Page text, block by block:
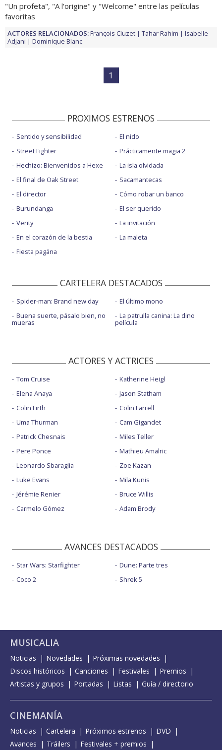
"Un profeta", "A l'origine" y "Welcome" entre las películas
favoritas
ACTORES RELACIONADOS:François Cluzet Tahar Rahim
Isabelle
Adjani
Dominique Blanc
1
PROXIMOS ESTRENOS
Sentido y sensibilidad
Street Fighter
Hechizo: Bienvenidos a Hexe
El final de Oak Street
El director
Burundanga
Verity
En el corazón de la bestia
Fiesta pagäna
El nido
Prácticamente magia 2
La isla olvidada
Sacamantecas
Cómo robar un banco
El ser querido
La invitación
La maleta
CARTELERA DESTACADOS
Spider-man: Brand new day
Buena suerte, pásalo bien, no
mueras
El último mono
La patrulla canina: La dino
película
ACTORES Y ACTRICES
Tom Cruise
Elena Anaya
Colin Firth
Uma Thurman
Patrick Chesnais
Pere Ponce
Leonardo Sbaraglia
Luke Evans
Jérémie Renier
Carmelo Gómez
Katherine Heigl
Jason Statham
Colin Farrell
Cam Gigandet
Miles Teller
Mathieu Amalric
Zoe Kazan
Mila Kunis
Bruce Willis
Adam Brody
AVANCES DESTACADOS
Star Wars: Starfighter
Coco 2
Dune: Parte tres
Shrek 5
MUSICALIA
Noticias Novedades
Próximas novedades
Discos históricos
Canciones Festivales
Premios
Artistas y grupos
Portadas Listas Guía / directorio
CINEMANÍA
Noticias Cartelera Próximos estrenos
DVD
Avances
Tráilers Festivales + premios